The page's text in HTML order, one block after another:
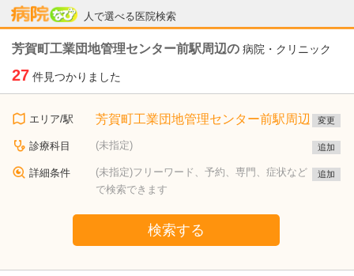
人で選べる医院検索
病院なび
芳賀町工業団地管理センター前駅周辺の 病院・クリニック
27 件見つかりました
エリア/駅 芳賀町工業団地管理センター前駅周辺 変更
診療科目 (未指定) 追加
詳細条件
(未指定)フリーワード、予約、専門、症状など
で検索できます
追加
検索する